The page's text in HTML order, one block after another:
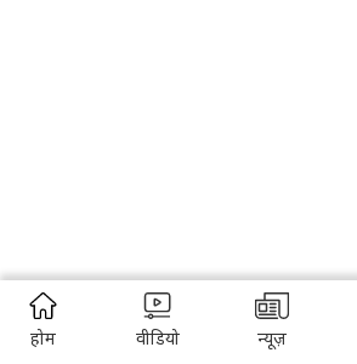
होम वीडियो न्यूज़